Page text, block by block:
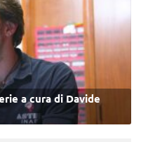
a cura di Davide